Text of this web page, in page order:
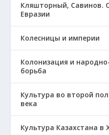
Кляшторный, Савинов.
Евразии
Колесницы и империи
Колонизация и
борьба
Культура во второй
века
Культура Казахстана в